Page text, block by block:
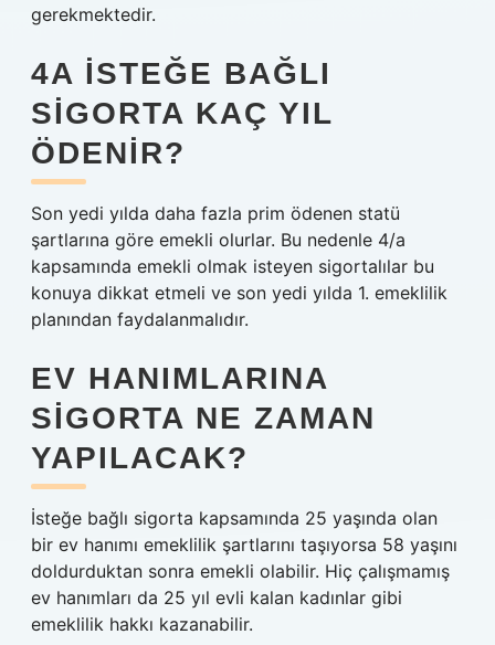
gerekmektedir.
4A ISTEĞE BAĞLI
SIGORTA KAÇ YIL
ÖDENIR?
Son yedi yılda daha fazla prim ödenen statü
şartlarına göre emekli olurlar. Bu nedenle 4/a
kapsamında emekli olmak isteyen sigortalılar bu
konuya dikkat etmeli ve son yedi yılda 1. emeklilik
planından faydalanmalıdır.
EV HANIMLARINA
SIGORTA NE ZAMAN
YAPILACAK?
İsteğe bağlı sigorta kapsamında 25 yaşında olan
bir ev hanımı emeklilik şartlarını taşıyorsa 58 yaşını
doldurduktan sonra emekli olabilir. Hiç çalışmamış
ev hanımları da 25 yıl evli kalan kadınlar gibi
emeklilik hakkı kazanabilir.